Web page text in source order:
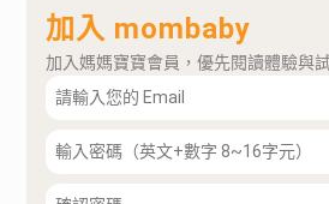
加入 mombaby
加入媽媽寶寶會員，優先閱讀體驗與